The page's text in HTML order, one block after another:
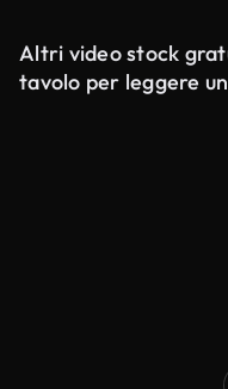
Altri video stock
tavolo per leggere